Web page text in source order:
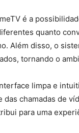
é a
quanto
Além disso, o
tornando o
limpa e
chamadas de
para uma